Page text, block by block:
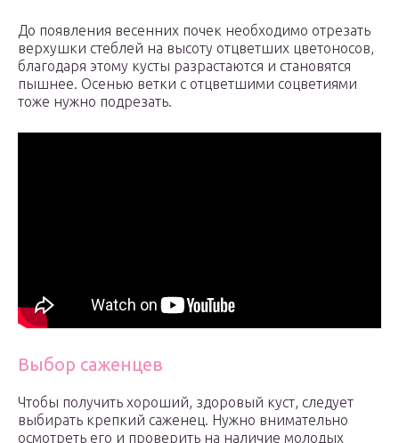
До появления весенних почек необходимо отрезать
верхушки стеблей на высоту отцветших цветоносов,
благодаря этому кусты разрастаются и становятся
пышнее. Осенью ветки с отцветшими соцветиями
тоже нужно подрезать.
Выбор саженцев
Чтобы получить хороший, здоровый куст, следует
выбирать крепкий саженец. Нужно внимательно
осмотреть его и проверить на наличие молодых